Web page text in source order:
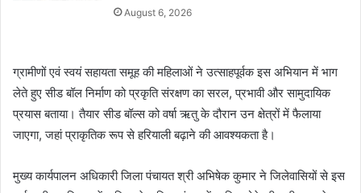
August 6, 2026
ग्रामीणों एवं स्वयं सहायता समूह की महिलाओं ने उत्साहपूर्वक इस अभियान में भाग
लेते हुए सीड बॉल निर्माण को प्रकृति संरक्षण का सरल, प्रभावी और सामुदायिक
प्रयास बताया। तैयार सीड बॉल्स को वर्षा ऋतु के दौरान उन क्षेत्रों में फैलाया
जाएगा, जहां प्राकृतिक रूप से हरियाली बढ़ाने की आवश्यकता है।
मुख्य कार्यपालन अधिकारी जिला पंचायत श्री अभिषेक कुमार ने जिलेवासियों से इस